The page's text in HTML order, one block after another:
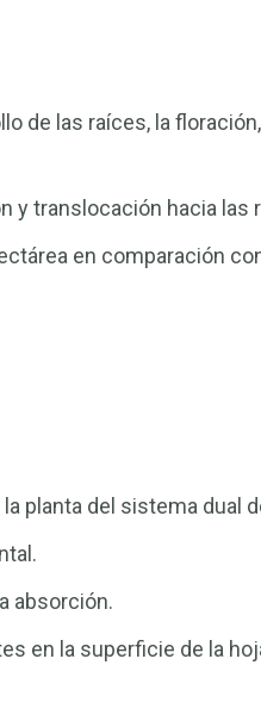
de las raíces, la
y translocación hacia las
en comparación
planta del sistema dual
absorción.
en la superficie de la